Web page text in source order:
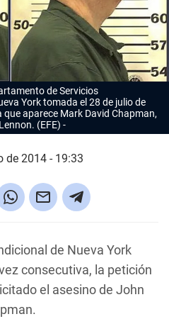
de Servicios
York tomada el 28 de julio de
aparece Mark David Chapman,
(EFE)
de 2014 - 19:33
de Nueva York
consecutiva, la petición
el asesino de John